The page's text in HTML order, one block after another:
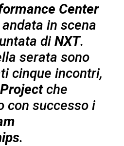
Center
in scena
di NXT.
serata sono
cinque incontri,
che
con successo i
.